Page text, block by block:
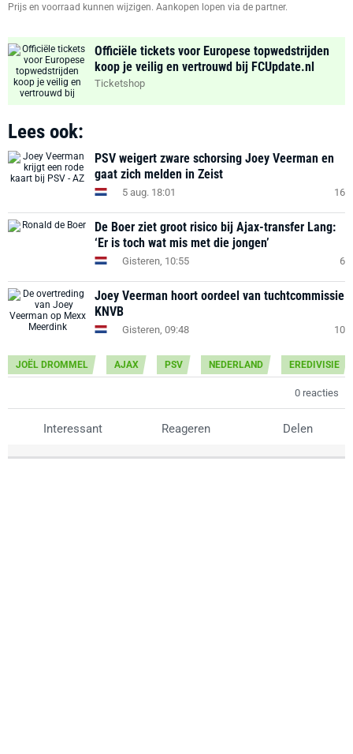
Prijs en voorraad kunnen wijzigen. Aankopen lopen via de partner.
Officiële tickets voor Europese topwedstrijden
koop je veilig en vertrouwd bij FCUpdate.nl
Ticketshop
Lees ook:
PSV weigert zware schorsing Joey Veerman en
gaat zich melden in Zeist
5 aug. 18:01 16
De Boer ziet groot risico bij Ajax-transfer Lang:
‘Er is toch wat mis met die jongen’
Gisteren, 10:55 6
Joey Veerman hoort oordeel van tuchtcommissie
KNVB
Gisteren, 09:48 10
JOËL DROMMEL AJAX PSV NEDERLAND EREDIVISIE
0 reacties
Interessant Reageren Delen